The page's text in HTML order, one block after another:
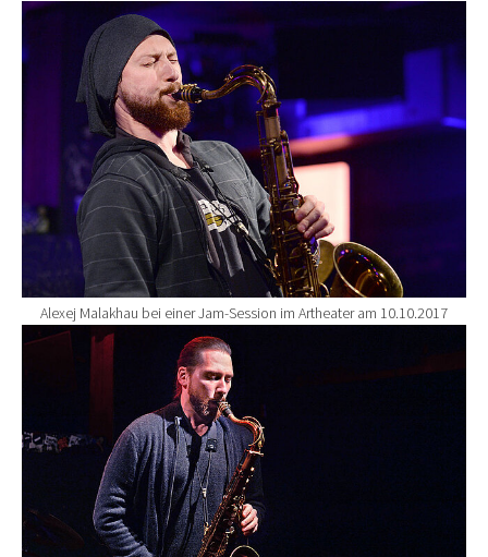
Show larger version for:
Alexej Malakhau bei einer Jam-Session im Artheater am 10.10.2017
Show larger version for: